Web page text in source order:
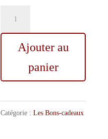
quantité
de
Bon
cadeau
Shooting
DUO
Ajouter au
panier
Catégorie :Les Bons-cadeaux